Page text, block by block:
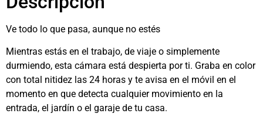
Ve todo lo que pasa, aunque no estés
Mientras estás en el trabajo, de viaje o simplemente
durmiendo, esta cámara está despierta por ti. Graba en color
con total nitidez las 24 horas y te avisa en el móvil en el
momento en que detecta cualquier movimiento en la
entrada, el jardín o el garaje de tu casa.